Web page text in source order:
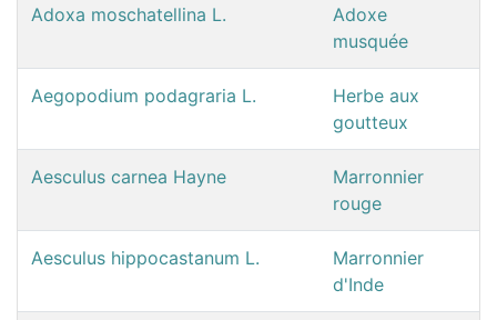
Adoxa moschatellina L.
Adoxe
musquée
Aegopodium podagraria L.
Herbe aux
goutteux
Aesculus carnea Hayne
Marronnier
rouge
Aesculus hippocastanum L.
Marronnier
d'Inde